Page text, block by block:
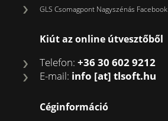
GLS Csomagpont Nagyszénás Facebook
Kiút az online útvesztőből
Telefon:+36 30 602 9212
E-mail: info [at] tlsoft.hu
Céginformáció